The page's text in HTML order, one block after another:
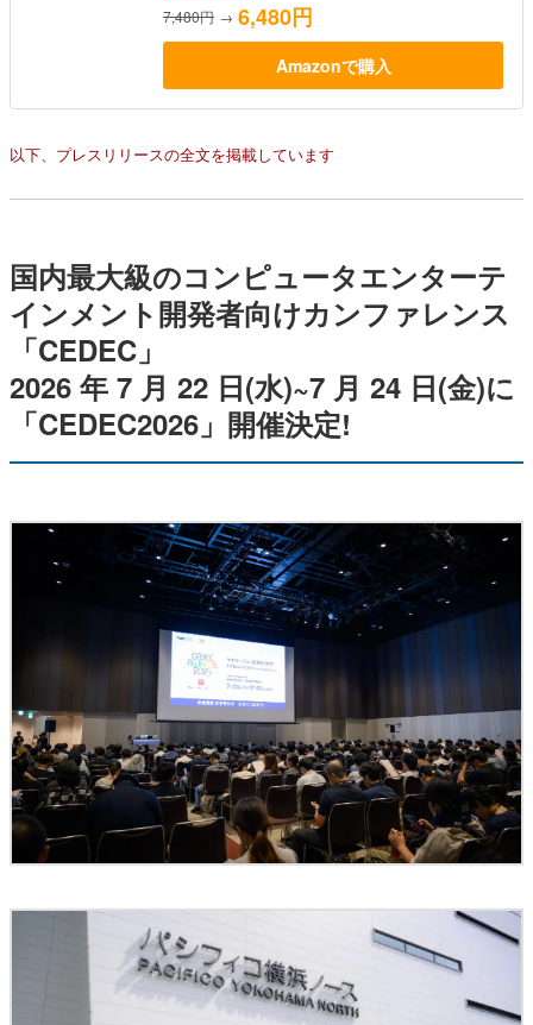
7,480円 → 6,480円
Amazonで購入
以下、プレスリリースの全文を掲載しています
国内最大級のコンピュータエンターテ
インメント開発者向けカンファレンス
「CEDEC」
2026 年 7 月 22 日(水)~7 月 24 日(金)に
「CEDEC2026」開催決定!